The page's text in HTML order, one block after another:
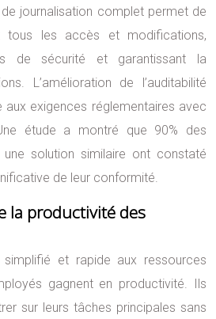
journalisation complet permet de
tous les accès et modifications,
de sécurité et garantissant la
L’amélioration de l’auditabilité
aux exigences réglementaires avec
étude a montré que 90% des
une solution similaire ont constaté
de leur conformité.
la productivité des
et rapide aux ressources
gagnent en productivité. Ils
sur leurs tâches principales sans